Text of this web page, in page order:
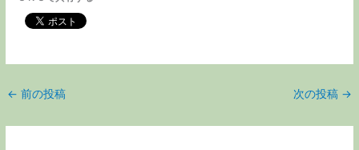
← 前の投稿 次の投稿 →